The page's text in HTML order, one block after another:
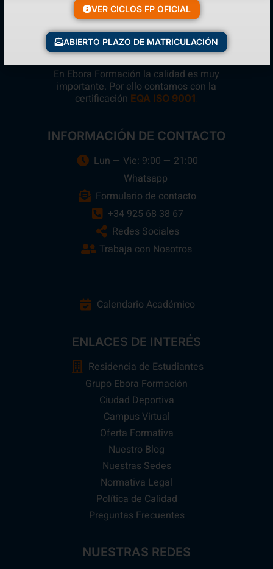
En Ebora Formación la calidad es muy
importante. Por ello contamos con la
certificación EQA ISO 9001
INFORMACIÓN DE CONTACTO
Lun — Vie: 9:00 — 21:00
Whatsapp
Formulario de contacto
+34 925 68 38 67
Redes Sociales
Trabaja con Nosotros
Calendario Académico
ENLACES DE INTERÉS
Residencia de Estudiantes
Grupo Ebora Formación
Ciudad Deportiva
Campus Virtual
Oferta Formativa
Nuestro Blog
Nuestras Sedes
Normativa Legal
Política de Calidad
Preguntas Frecuentes
NUESTRAS REDES
VER CICLOS FP OFICIAL
ABIERTO PLAZO DE MATRICULACIÓN